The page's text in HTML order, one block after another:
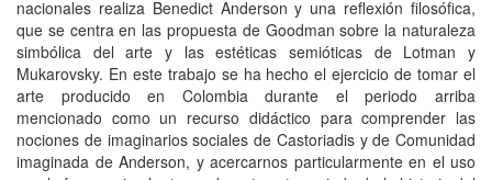
nacionales realiza Benedict Anderson y una reflexión filosófica,
que se centra en las propuesta de Goodman sobre la naturaleza
simbólica del arte y las estéticas semióticas de Lotman y
Mukarovsky. En este trabajo se ha hecho el ejercicio de tomar el
arte producido en Colombia durante el periodo arriba
mencionado como un recurso didáctico para comprender las
nociones de imaginarios sociales de Castoriadis y de Comunidad
imaginada de Anderson, y acercarnos particularmente en el uso